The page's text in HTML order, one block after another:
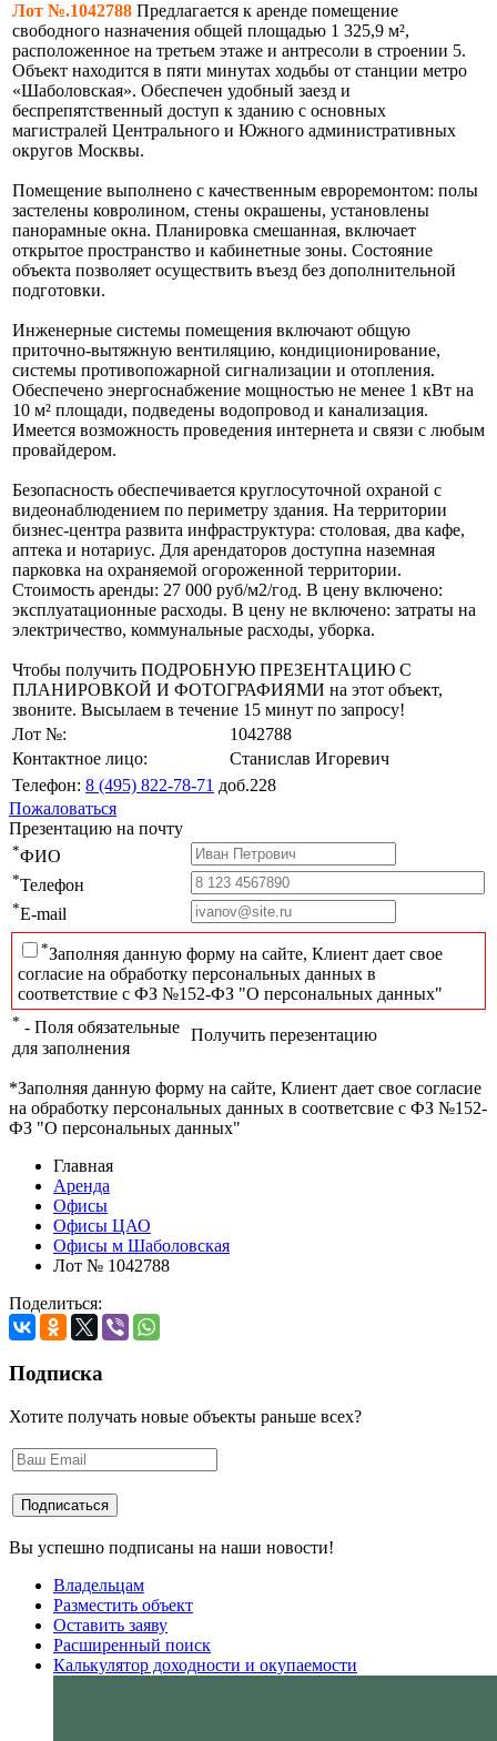
Лот №.1042788 Предлагается к аренде помещение
свободного назначения общей площадью 1 325,9 м²,
расположенное на третьем этаже и антресоли в строении 5.
Объект находится в пяти минутах ходьбы от станции метро
«Шаболовская». Обеспечен удобный заезд и
беспрепятственный доступ к зданию с основных
магистралей Центрального и Южного административных
округов Москвы.
Помещение выполнено с качественным евроремонтом: полы
застелены ковролином, стены окрашены, установлены
панорамные окна. Планировка смешанная, включает
открытое пространство и кабинетные зоны. Состояние
объекта позволяет осуществить въезд без дополнительной
подготовки.
Инженерные системы помещения включают общую
приточно-вытяжную вентиляцию, кондиционирование,
системы противопожарной сигнализации и отопления.
Обеспечено энергоснабжение мощностью не менее 1 кВт на
10 м² площади, подведены водопровод и канализация.
Имеется возможность проведения интернета и связи с любым
провайдером.
Безопасность обеспечивается круглосуточной охраной с
видеонаблюдением по периметру здания. На территории
бизнес-центра развита инфраструктура: столовая, два кафе,
аптека и нотариус. Для арендаторов доступна наземная
парковка на охраняемой огороженной территории.
Стоимость аренды: 27 000 руб/м2/год. В цену включено:
эксплуатационные расходы. В цену не включено: затраты на
электричество, коммунальные расходы, уборка.
Чтобы получить ПОДРОБНУЮ ПРЕЗЕНТАЦИЮ С
ПЛАНИРОВКОЙ И ФОТОГРАФИЯМИ на этот объект,
звоните. Высылаем в течение 15 минут по запросу!
Лот №:
1042788
Контактное лицо:
Станислав Игоревич
Телефон: 8 (495) 822-78-71 доб.228
Пожаловаться
Презентацию на почту
*ФИО
*Телефон
*E-mail
*Заполняя данную форму на сайте, Клиент дает свое
согласие на обработку персональных данных в
соответствие с ФЗ №152-ФЗ "О персональных данных"
* - Поля обязательные
для заполнения
Получить перезентацию
*Заполняя данную форму на сайте, Клиент дает свое согласие
на обработку персональных данных в соответсвие с ФЗ №152-
ФЗ "О персональных данных"
Главная
Аренда
Офисы
Офисы ЦАО
Офисы м Шаболовская
Лот № 1042788
Поделиться:
Подписка
Хотите получать новые объекты раньше всех?
Вы успешно подписаны на наши новости!
Владельцам
Разместить объект
Оставить заяву
Расширенный поиск
Калькулятор доходности и окупаемости